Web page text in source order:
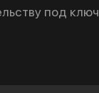
под ключ